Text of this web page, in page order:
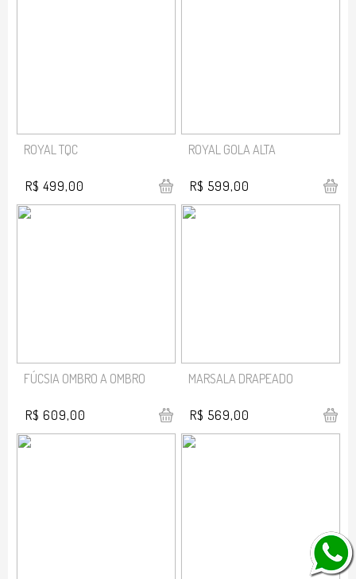
ROYAL TQC
R$ 499,00
ROYAL GOLA ALTA
R$ 599,00
FÚCSIA OMBRO A OMBRO
R$ 609,00
MARSALA DRAPEADO
R$ 569,00